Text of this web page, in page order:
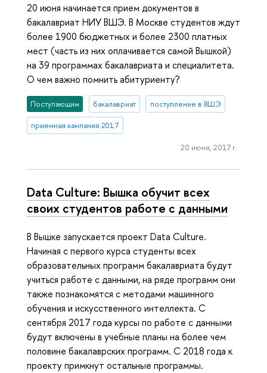
20 июня начинается прием документов в
бакалавриат НИУ ВШЭ. В Москве студентов ждут
более 1900 бюджетных и более 2300 платных
мест (часть из них оплачивается самой Вышкой)
на 39 программах бакалавриата и специалитета.
О чем важно помнить абитуриенту?
Поступающим бакалавриат поступление в ВШЭ
приемная кампания 2017
20 июня, 2017 г.
Data Culture: Вышка обучит всех
своих студентов работе с данными
В Вышке запускается проект Data Culture.
Начиная с первого курса студенты всех
образовательных программ бакалавриата будут
учиться работе с данными, на ряде программ они
также познакомятся с методами машинного
обучения и искусственного интеллекта. С
сентября 2017 года курсы по работе с данными
будут включены в учебные планы на более чем
половине бакалаврских программ. С 2018 года к
проекту примкнут остальные программы.